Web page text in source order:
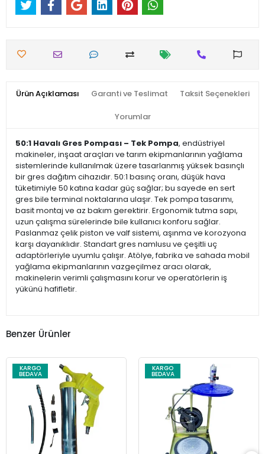
Ürün Açıklaması Garanti ve Teslimat Taksit Seçenekleri
Yorumlar
50:1 Havalı Gres Pompası – Tek Pompa, endüstriyel
makineler, inşaat araçları ve tarım ekipmanlarının yağlama
sistemlerinde kullanılmak üzere tasarlanmış yüksek basınçlı
bir gres dağıtım cihazıdır. 50:1 basınç oranı, düşük hava
tüketimiyle 50 katına kadar güç sağlar; bu sayede en sert
gres bile terminal noktalarına ulaşır. Tek pompa tasarımı,
basit montaj ve az bakım gerektirir. Ergonomik tutma sapı,
uzun çalışma sürelerinde bile kullanıcı konforu sağlar.
Paslanmaz çelik piston ve valf sistemi, aşınma ve korozyona
karşı dayanıklıdır. Standart gres namlusu ve çeşitli uç
adaptörleriyle uyumlu çalışır. Atölye, fabrika ve sahada mobil
yağlama ekipmanlarının vazgeçilmez aracı olarak,
makinelerin verimli çalışmasını korur ve operatörlerin iş
yükünü hafifletir.
Benzer Ürünler
KARGO
BEDAVA
KARGO
BEDAVA